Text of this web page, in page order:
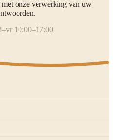
onze verwerking van uw
10:00–17:00